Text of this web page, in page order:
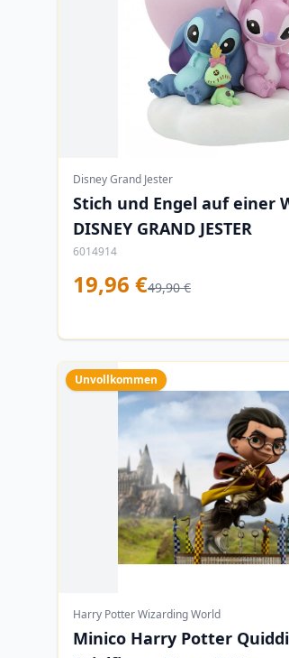
Disney Grand Jester
Stich und Engel auf einer
DISNEY GRAND JESTER
6014914
19,96 €49,90 €
Unvollkommen
Harry Potter Wizarding World
Minico Harry Potter